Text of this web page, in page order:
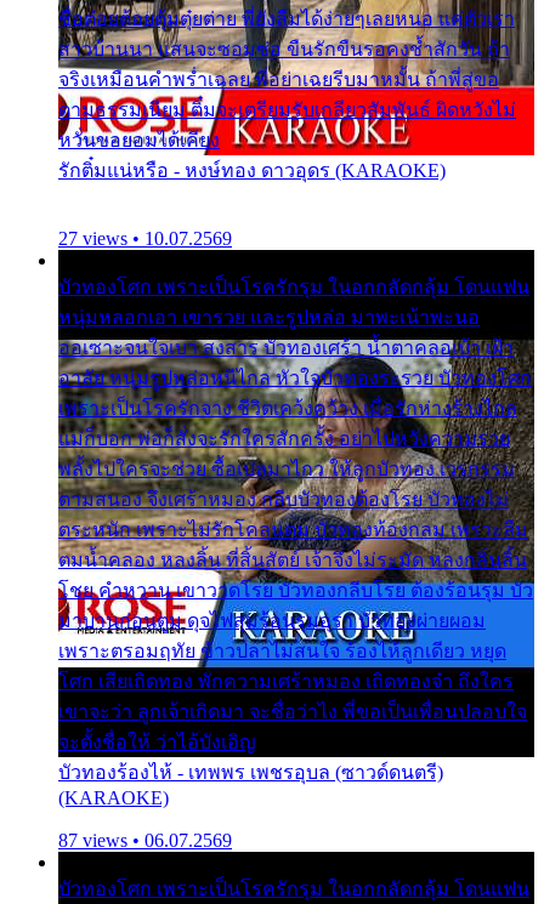
ชื่อต๋อยต้อยตุ้มตุ๋ยต่าย พี่ยังลืมได้ง่ายๆเลยหนอ แค่ตัวเรา
สาวบ้านนา แสนจะซอมซ่อ ขืนรักขืนรอคงช้ำสักวัน ถ้า
จริงเหมือนคำพร่ำเฉลย พี่อย่าเฉยรีบมาหมั้น ถ้าพี่สู่ขอ
ตามธรรมเนียม ติ๋มจะเตรียมรับเกลียวสัมพันธ์ ผิดหวังไม่
หวั่นขอยอมได้เคียง
รักติ๋มแน่หรือ - หงษ์ทอง ดาวอุดร (KARAOKE)
27 views • 10.07.2569
บัวทองโศก เพราะเป็นโรครักรุม ในอกกลัดกลุ้ม โดนแฟน
หนุ่มหลอกเอา เขารวย และรูปหล่อ มาพะเน้าพะนอ
ออเซาะจนใจเบา สงสาร บัวทองเศร้า น้ำตาคลอเบ้า เฝ้า
อาลัย หนุ่มรูปหล่อหนีไกล หัวใจบัวทองระรวย บัวทองโศก
เพราะเป็นโรครักจาง ชีวิตเคว้งคว้าง เมื่อรักห่างร้างไกล
แม่ก็บอก พ่อก็สั่งจะรักใครสักครั้ง อย่าไปหวังความรวย
พลั้งไปใครจะช่วย ซื้อเปลมาไกว ให้ลูกบัวทอง เวรกรรม
ตามสนอง จึงเศร้าหมอง กลีบบัวทองต้องโรย บัวทองไม่
ตระหนัก เพราะไม่รักโคลนตม บัวทองท้องกลม เพราะลืม
ตมน้ำคลอง หลงลิ้น ที่สิ้นสัตย์ เจ้าจึงไม่ระมัด หลงกลิ่นลิ้น
โชย คำหวาน เขาวาดโรย บัวทองกลีบโรย ต้องร้อนรุม บัว
มาบานก่อนตูม ดุจไฟสุมร้อนรุมอุรา บัวทองผ่ายผอม
เพราะตรอมฤทัย ข้าวปลาไม่สนใจ ร้องไห้ลูกเดียว หยุด
โศก เสียเถิดทอง พักความเศร้าหมอง เถิดทองจ๋า ถึงใคร
เขาจะว่า ลูกเจ้าเกิดมา จะชื่อว่าไง พี่ขอเป็นเพื่อนปลอบใจ
จะตั้งชื่อให้ ว่าไอ้บังเอิญ
บัวทองร้องไห้ - เทพพร เพชรอุบล (ซาวด์ดนตรี)
(KARAOKE)
87 views • 06.07.2569
บัวทองโศก เพราะเป็นโรครักรุม ในอกกลัดกลุ้ม โดนแฟน